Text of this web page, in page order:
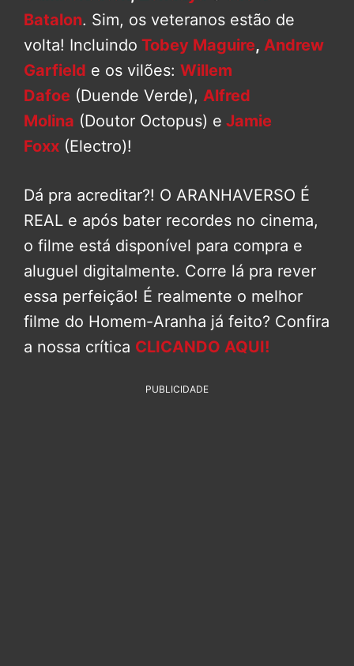
Batalon. Sim, os veteranos estão de
volta! Incluindo Tobey Maguire, Andrew
Garfield e os vilões: Willem
Dafoe (Duende Verde), Alfred
Molina (Doutor Octopus) e Jamie
Foxx (Electro)!
Dá pra acreditar?! O ARANHAVERSO É
REAL e após bater recordes no cinema,
o filme está disponível para compra e
aluguel digitalmente. Corre lá pra rever
essa perfeição! É realmente o melhor
filme do Homem-Aranha já feito? Confira
a nossa crítica CLICANDO AQUI!
PUBLICIDADE